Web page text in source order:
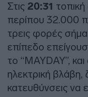
Στις 20:31
περίπου 32.000
τρεις φορές
επίπεδο
το “MAYDAY”,
ηλεκτρική
κατευθύνσεις να